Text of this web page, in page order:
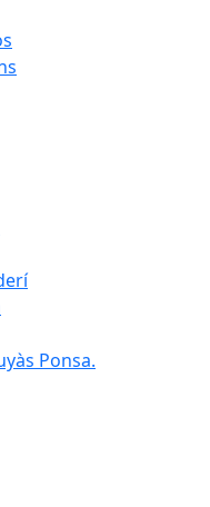
Ponsa.